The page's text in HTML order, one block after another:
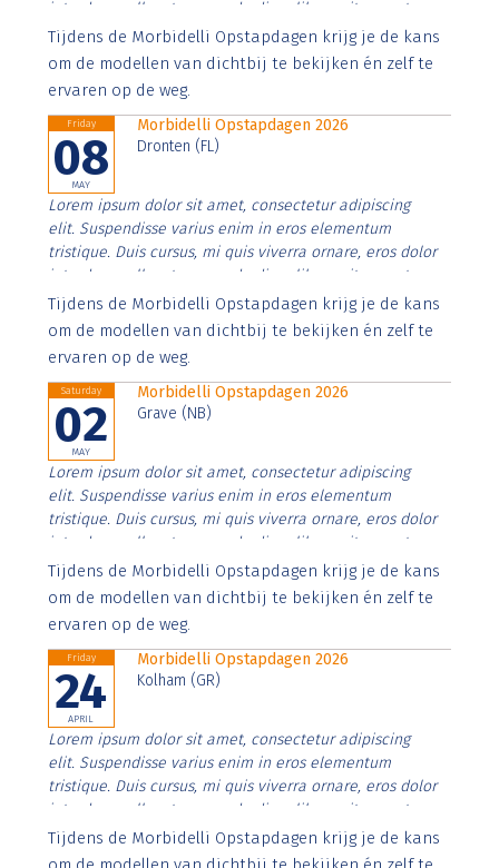
interdum nulla, ut commodo diam libero vitae erat.
Aenean faucibus nibh et justo cursus id rutrum lorem
imperdiet. Nunc ut sem vitae risus tristique posuere.
Tijdens de Morbidelli Opstapdagen krijg je de kans
om de modellen van dichtbij te bekijken én zelf te
ervaren op de weg.
Friday
08
MAY
Morbidelli Opstapdagen 2026
Dronten (FL)
Lorem ipsum dolor sit amet, consectetur adipiscing
elit. Suspendisse varius enim in eros elementum
tristique. Duis cursus, mi quis viverra ornare, eros dolor
interdum nulla, ut commodo diam libero vitae erat.
Aenean faucibus nibh et justo cursus id rutrum lorem
imperdiet. Nunc ut sem vitae risus tristique posuere.
Tijdens de Morbidelli Opstapdagen krijg je de kans
om de modellen van dichtbij te bekijken én zelf te
ervaren op de weg.
Saturday
02
MAY
Morbidelli Opstapdagen 2026
Grave (NB)
Lorem ipsum dolor sit amet, consectetur adipiscing
elit. Suspendisse varius enim in eros elementum
tristique. Duis cursus, mi quis viverra ornare, eros dolor
interdum nulla, ut commodo diam libero vitae erat.
Aenean faucibus nibh et justo cursus id rutrum lorem
imperdiet. Nunc ut sem vitae risus tristique posuere.
Tijdens de Morbidelli Opstapdagen krijg je de kans
om de modellen van dichtbij te bekijken én zelf te
ervaren op de weg.
Friday
24
APRIL
Morbidelli Opstapdagen 2026
Kolham (GR)
Lorem ipsum dolor sit amet, consectetur adipiscing
elit. Suspendisse varius enim in eros elementum
tristique. Duis cursus, mi quis viverra ornare, eros dolor
interdum nulla, ut commodo diam libero vitae erat.
Aenean faucibus nibh et justo cursus id rutrum lorem
imperdiet. Nunc ut sem vitae risus tristique posuere.
Tijdens de Morbidelli Opstapdagen krijg je de kans